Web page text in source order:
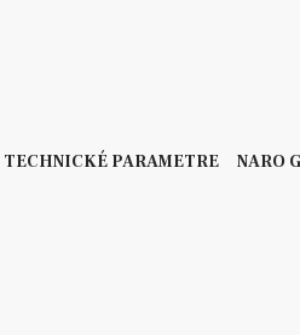
TECHNICKÉ PARAMETRE NARO